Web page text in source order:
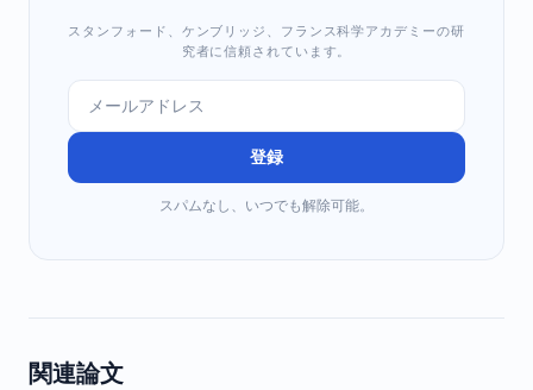
スタンフォード、ケンブリッジ、フランス科学アカデミーの研
究者に信頼されています。
登録
スパムなし、いつでも解除可能。
関連論文